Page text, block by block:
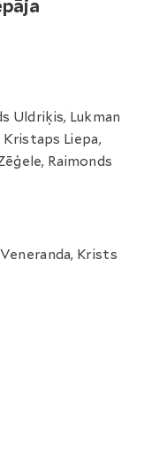
Uldriķis, Lukman
Kristaps Liepa,
Raimonds
Krists